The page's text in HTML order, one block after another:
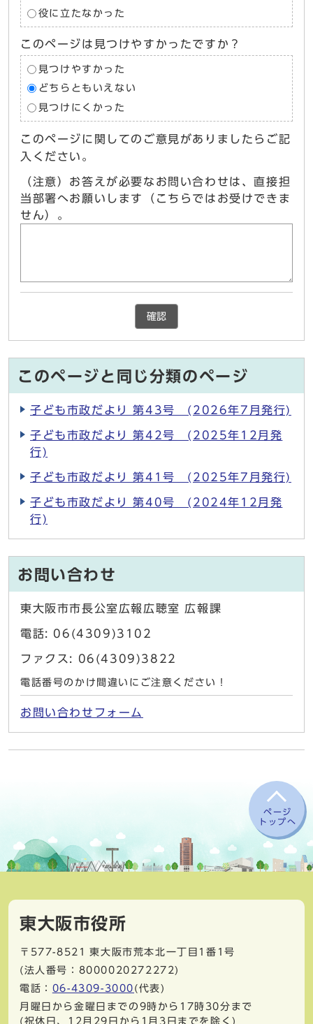
役に立たなかった
このページは見つけやすかったですか？
見つけやすかった
どちらともいえない
見つけにくかった
このページに関してのご意見がありましたらご記
入ください。
（注意）お答えが必要なお問い合わせは、直接担
当部署へお願いします（こちらではお受けできま
せん）。
確認
このページと同じ分類のページ
子ども市政だより 第43号 (2026年7月発行)
子ども市政だより 第42号 (2025年12月発
行)
子ども市政だより 第41号 (2025年7月発行)
子ども市政だより 第40号 (2024年12月発
行)
お問い合わせ
東大阪市市長公室広報広聴室 広報課
電話: 06(4309)3102
ファクス: 06(4309)3822
電話番号のかけ間違いにご注意ください！
お問い合わせフォーム
ページ
トップへ
東大阪市役所
〒577-8521
東大阪市荒本北一丁目1番1号
(法人番号：8000020272272)
電話： 06-4309-3000 (代表)
月曜日から金曜日までの9時から17時30分まで
(祝休日、12月29日から1月3日までを除く)